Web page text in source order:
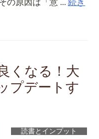
の原因は「意 ...続き
くなる！大
プデートす
読書とインプット